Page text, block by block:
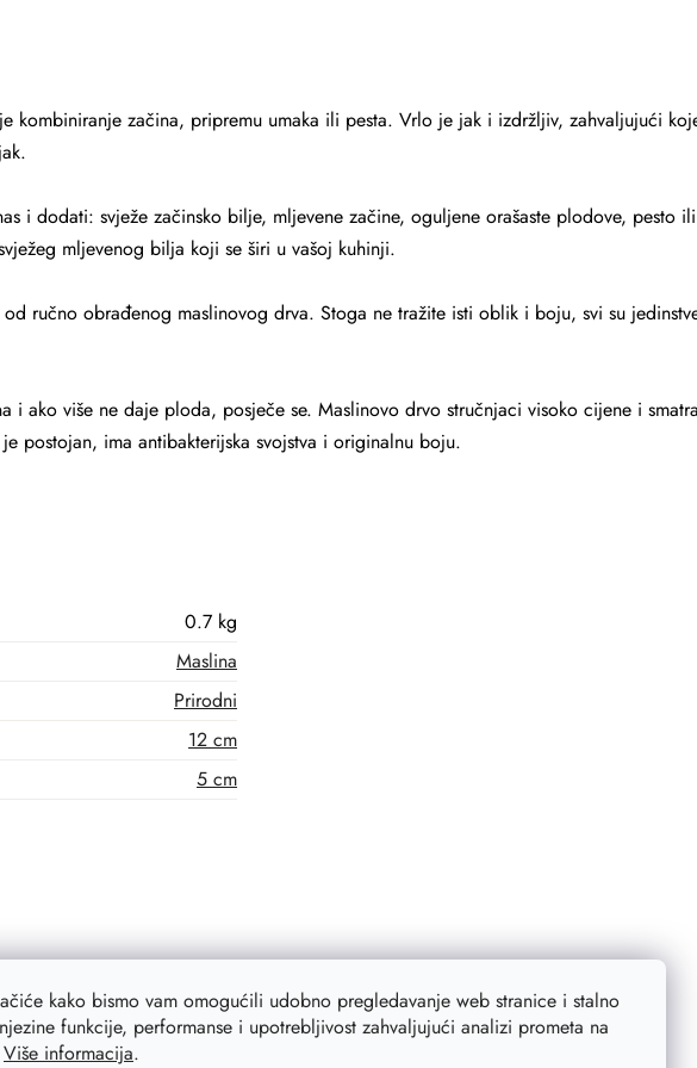
kako bismo vam omogućili udobno pregledavanje web stranice i stalno
funkcije, performanse i upotrebljivost zahvaljujući analizi prometa na
Više informacija.
kombiniranje začina, pripremu umaka ili pesta. Vrlo je jak i izdržljiv, zahvaljujući
i dodati: svježe začinsko bilje, mljevene začine, oguljene orašaste plodove, pesto
mljevenog bilja koji se širi u vašoj kuhinji.
ručno obrađenog maslinovog drva. Stoga ne tražite isti oblik i boju, svi su
i ako više ne daje ploda, posječe se. Maslinovo drvo stručnjaci visoko cijene i
postojan, ima antibakterijska svojstva i originalnu boju.
0.7 kg
Maslina
Prirodni
12 cm
5 cm